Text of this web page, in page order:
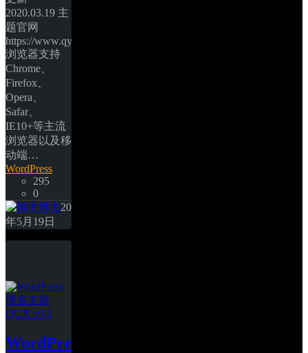
2020.03.19 主
题官网
https://www.qyblog.cn/
浏览器支持
Chrome、
Firefox、
Opera、
Safar、
IE10+等主流
浏览器以及移
动端…
WordPress
295
0
博主20
年5月19日
WordPress